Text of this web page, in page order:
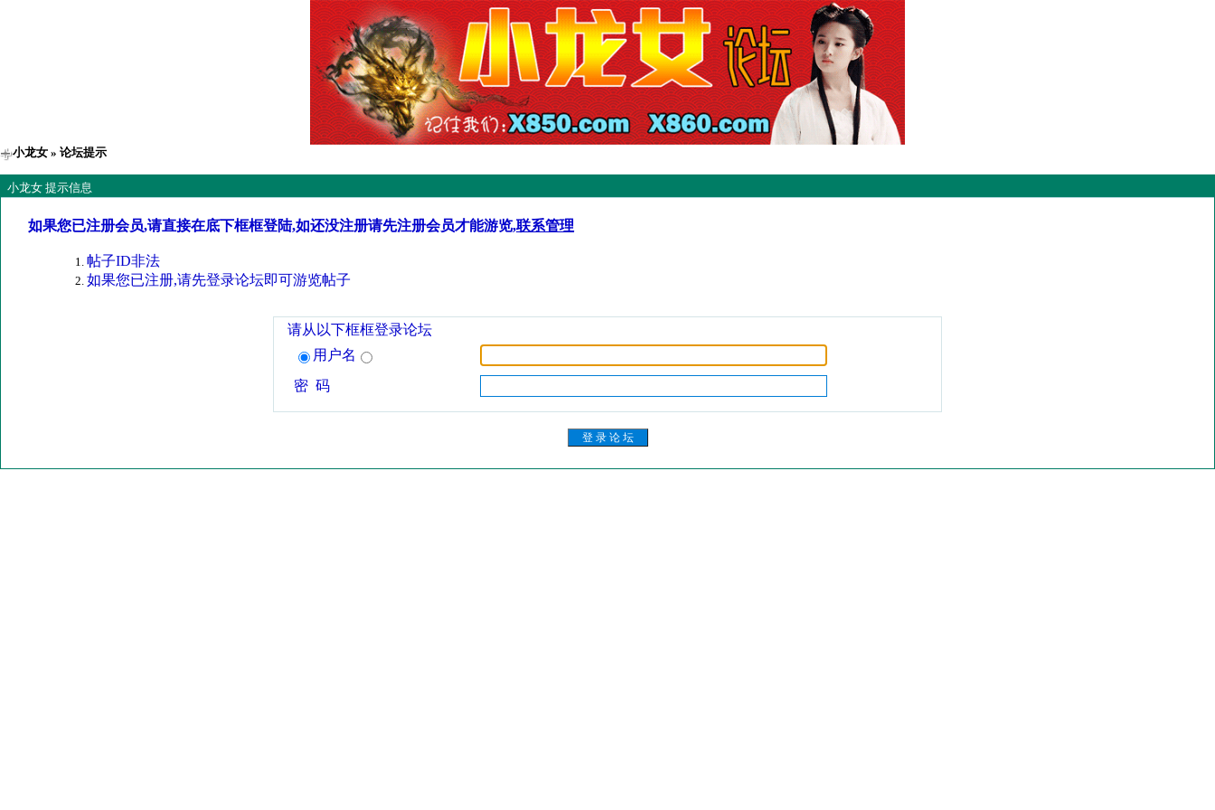
小龙女 » 论坛提示
小龙女 提示信息
如果您已注册会员,请直接在底下框框登陆,如还没注册请先注册会员才能游览,联系管理
帖子ID非法
如果您已注册,请先登录论坛即可游览帖子
请从以下框框登录论坛
用户名
密 码